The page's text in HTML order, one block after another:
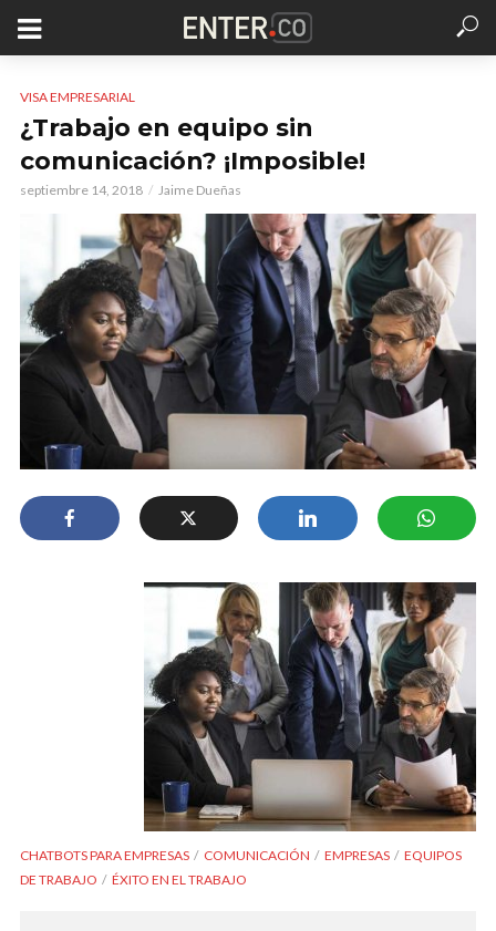
VISA EMPRESARIAL
¿Trabajo en equipo sin
comunicación? ¡Imposible!
septiembre 14, 2018 Jaime Dueñas
CHATBOTS PARA EMPRESAS COMUNICACIÓN EMPRESAS
EQUIPOS
DE TRABAJO
ÉXITO EN EL TRABAJO